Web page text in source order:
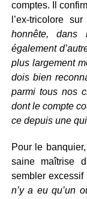
comptes. Il
l’ex-tricolore
honnête, dans
également
plus largement
dois bien
parmi tous nos
dont le compte
ce depuis une
Pour le
saine maîtrise
sembler excessif
n’y a eu qu’un